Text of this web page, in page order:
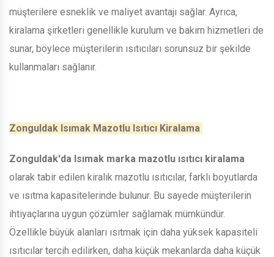
müşterilere esneklik ve maliyet avantajı sağlar. Ayrıca,
kiralama şirketleri genellikle kurulum ve bakım hizmetleri de
sunar, böylece müşterilerin ısıtıcıları sorunsuz bir şekilde
kullanmaları sağlanır.
Zonguldak Isımak Mazotlu Isıtıcı Kiralama
Zonguldak'da Isımak marka mazotlu ısıtıcı kiralama
olarak tabir edilen kiralık mazotlu ısıtıcılar, farklı boyutlarda
ve ısıtma kapasitelerinde bulunur. Bu sayede müşterilerin
ihtiyaçlarına uygun çözümler sağlamak mümkündür.
Özellikle büyük alanları ısıtmak için daha yüksek kapasiteli
ısıtıcılar tercih edilirken, daha küçük mekanlarda daha küçük